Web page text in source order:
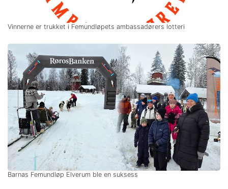
Vinnerne er trukket i Femundløpets ambassadørers lotteri
Barnas Femundløp Elverum ble en suksess